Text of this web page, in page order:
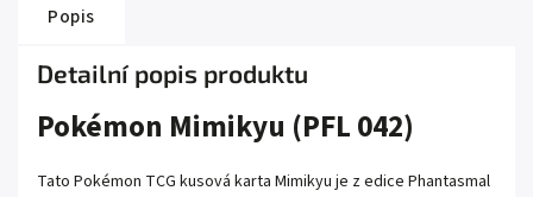
Popis
Detailní popis produktu
Pokémon Mimikyu (PFL 042)
Tato Pokémon TCG kusová karta Mimikyu je z edice Phantasmal